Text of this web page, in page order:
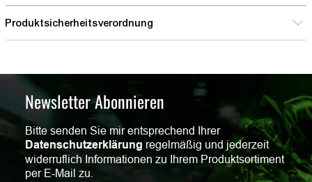
Produktsicherheitsverordnung
Newsletter Abonnieren
Bitte senden Sie mir entsprechend Ihrer
Datenschutzerklärung regelmäßig und jederzeit
widerruflich Informationen zu Ihrem Produktsortiment
per E-Mail zu.